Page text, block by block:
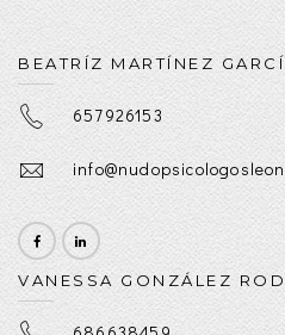
BEATRÍZ MARTÍNEZ
657926153
VANESSA GONZÁLEZ